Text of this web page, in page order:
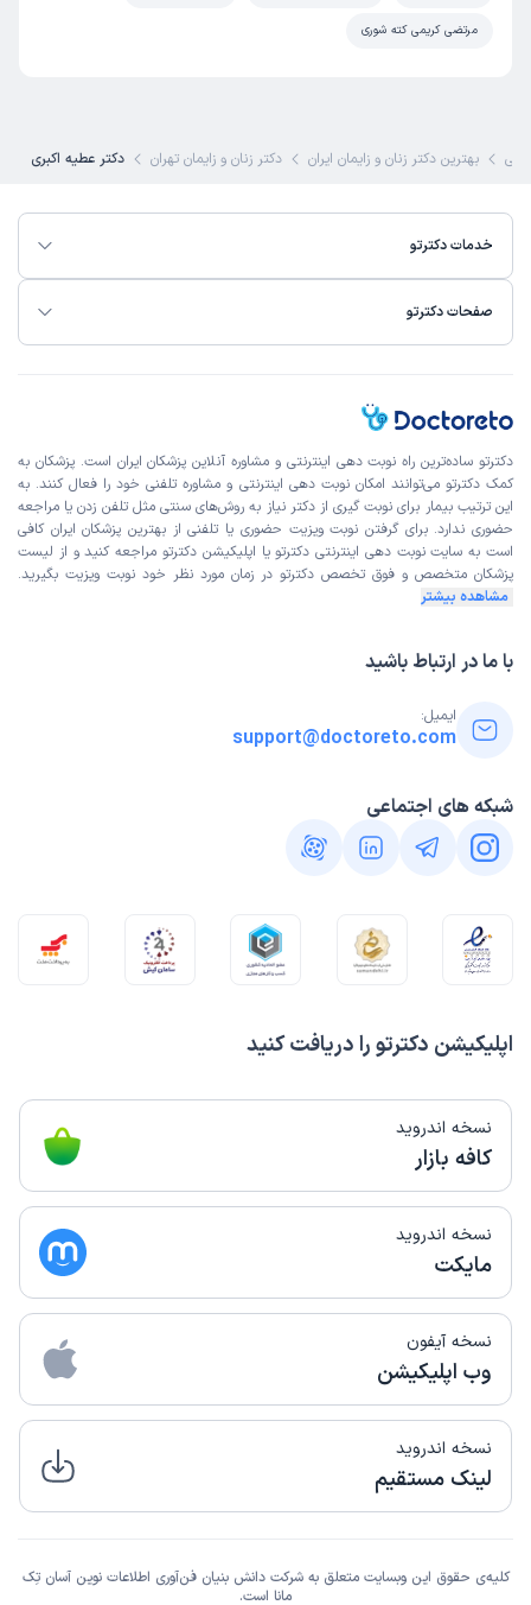
مرتضی کریمی کته شوری
بهترین دکتر زنان و زایمان ایران دکتر زنان و زایمان تهران دکتر عطیه اکبری
خدمات دکترتو
صفحات دکترتو
اپلیکیشن دکترتو را دریافت کنید
نسخه اندروید
کافه بازار
نسخه اندروید
مایکت
نسخه آیفون
وب اپلیکیشن
نسخه اندروید
لینک مستقیم
دکترتو ساده‌ترین راه نوبت‌ دهی اینترنتی و مشاوره آنلاین پزشکان ایران است. پزشکان به
کمک دکترتو می‌توانند امکان نوبت دهی اینترنتی و مشاوره تلفنی خود را فعال کنند. به
این ترتیب بیمار برای نوبت گیری از دکتر نیاز به روش‌های سنتی مثل تلفن زدن یا مراجعه
حضوری ندارد. برای گرفتن نوبت ویزیت حضوری یا تلفنی از بهترین پزشکان ایران کافی
است به سایت نوبت دهی اینترنتی دکترتو یا اپلیکیشن دکترتو مراجعه کنید و از لیست
پزشکان متخصص و فوق تخصص دکترتو در زمان مورد نظر خود نوبت ویزیت بگیرید.
مشاهده بیشتر
با ما در ارتباط باشید
ایمیل:
support@doctoreto.com
شبکه های اجتماعی
کلیه‌ی حقوق این وبسایت متعلق به شرکت دانش بنیان فن‌آوری اطلاعات نوین آسان تِک
مانا است.